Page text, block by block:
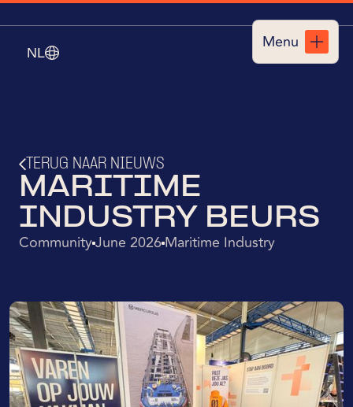
NL
Menu
Sluiten
TERUG NAAR NIEUWS
MARITIME
INDUSTRY BEURS
CommunityJune 2026Maritime Industry